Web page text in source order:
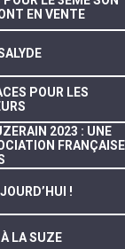
EN VENTE
POUR LES
2023 : UNE
FRANÇAISE
!
LA SUZE